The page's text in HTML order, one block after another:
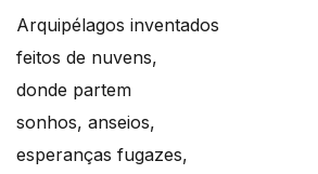
Arquipélagos inventados
feitos de nuvens,
donde partem
sonhos, anseios,
esperanças fugazes,